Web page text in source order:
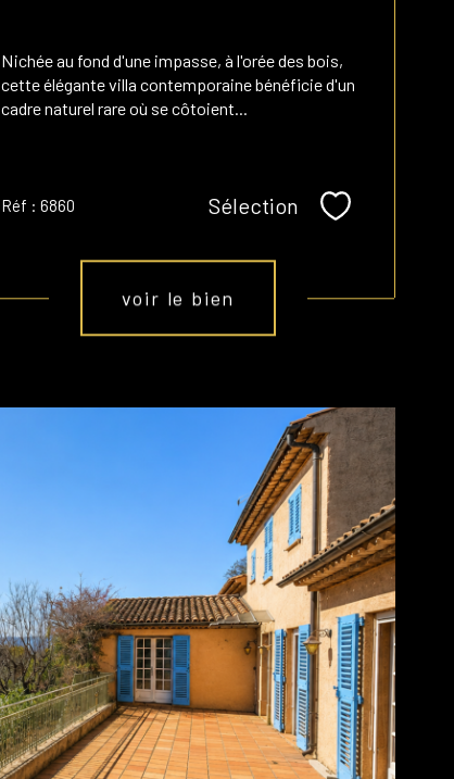
Nichée au fond d'une impasse, à l'orée des bois,
cette élégante villa contemporaine bénéficie d'un
cadre naturel rare où se côtoient...
Réf : 6860 Sélection Sélectionner
voir le bien